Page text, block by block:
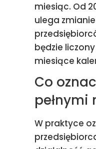
miesiąc. Od
ulega
będzie liczony
miesiące
Co
W praktyce